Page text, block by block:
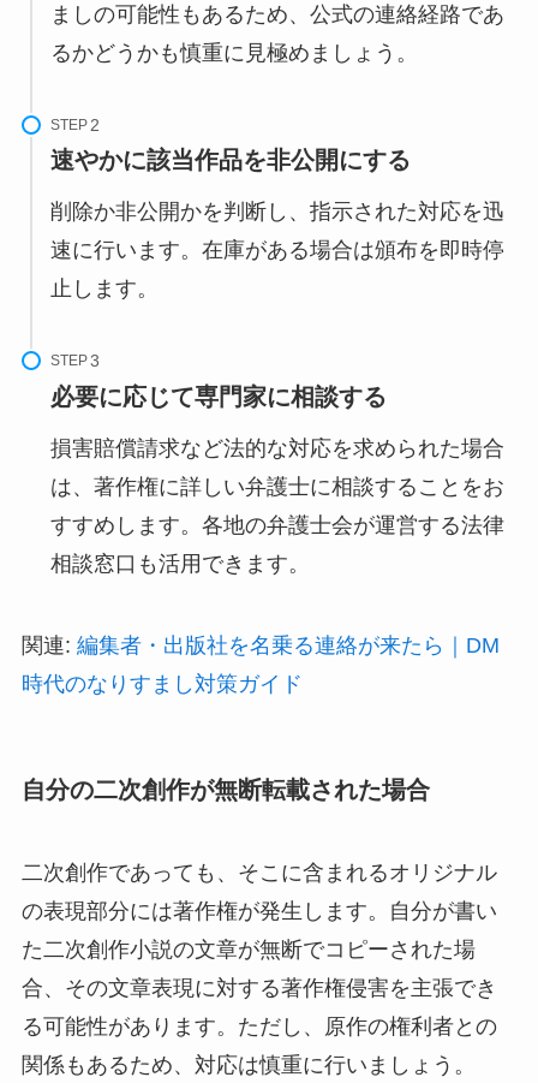
ましの可能性もあるため、公式の連絡経路であ
るかどうかも慎重に見極めましょう。
STEP
速やかに該当作品を非公開にする
削除か非公開かを判断し、指示された対応を迅
速に行います。在庫がある場合は頒布を即時停
止します。
STEP
必要に応じて専門家に相談する
損害賠償請求など法的な対応を求められた場合
は、著作権に詳しい弁護士に相談することをお
すすめします。各地の弁護士会が運営する法律
相談窓口も活用できます。
関連: 編集者・出版社を名乗る連絡が来たら｜DM
時代のなりすまし対策ガイド
自分の二次創作が無断転載された場合
二次創作であっても、そこに含まれるオリジナル
の表現部分には著作権が発生します。自分が書い
た二次創作小説の文章が無断でコピーされた場
合、その文章表現に対する著作権侵害を主張でき
る可能性があります。ただし、原作の権利者との
関係もあるため、対応は慎重に行いましょう。